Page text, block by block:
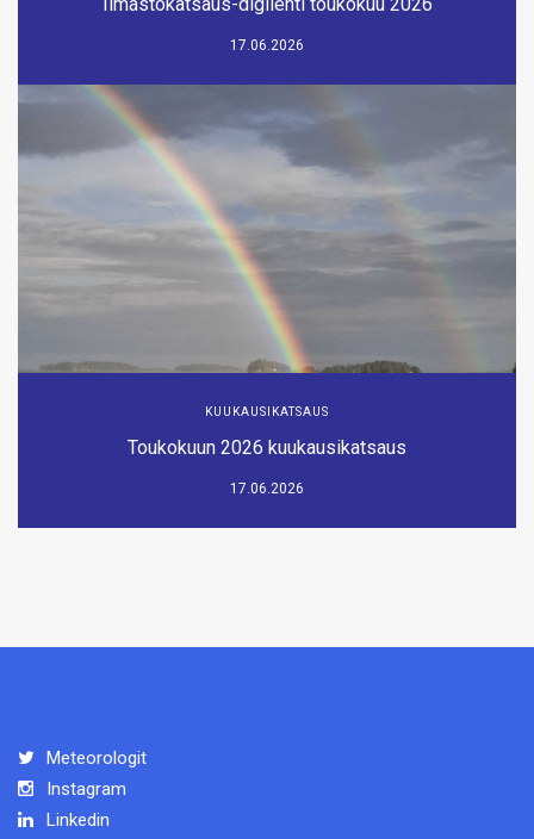
17.06.2026
KUUKAUSIKATSAUS
Toukokuun 2026 kuukausikatsaus
17.06.2026
Meteorologit
Instagram
Linkedin